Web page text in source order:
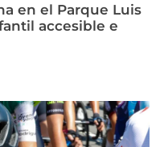
en el Parque Luis
accesible e